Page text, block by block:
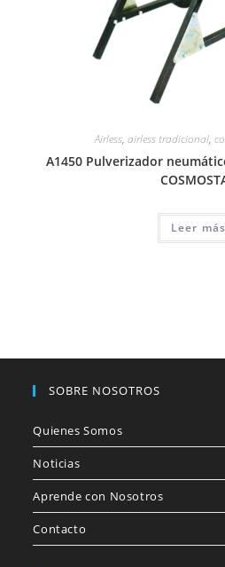
Airless, airless tradicional,
A1450 Pulverizador
Leer más
SOBRE NOSOTROS
Quienes Somos
Noticias
Aprende con Nosotros
Contacto